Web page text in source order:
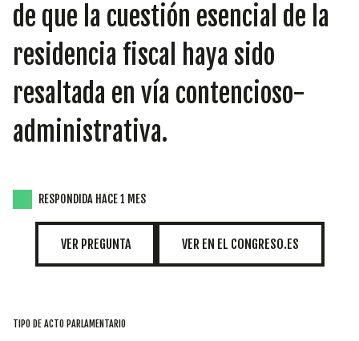
de que la cuestión esencial de la
residencia fiscal haya sido
resaltada en vía contencioso-
administrativa.
RESPONDIDA HACE 1 MES
VER PREGUNTA VER EN EL CONGRESO.ES
TIPO DE ACTO PARLAMENTARIO